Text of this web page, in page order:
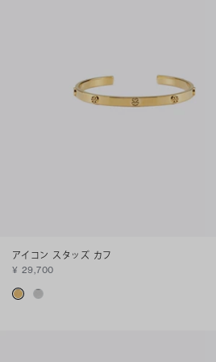
アイコン スタッズ カフ
¥ 29,700